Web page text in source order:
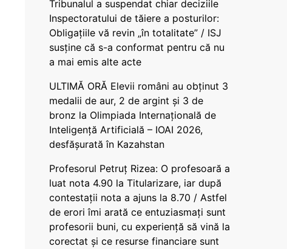
Tribunalul a suspendat chiar deciziile
Inspectoratului de tăiere a posturilor:
Obligațiile vă revin „în totalitate” / ISJ
susține că s-a conformat pentru că nu
a mai emis alte acte
ULTIMĂ ORĂ Elevii români au obținut 3
medalii de aur, 2 de argint și 3 de
bronz la Olimpiada Internațională de
Inteligență Artificială – IOAI 2026,
desfășurată în Kazahstan
Profesorul Petruț Rizea: O profesoară a
luat nota 4.90 la Titularizare, iar după
contestații nota a ajuns la 8.70 / Astfel
de erori îmi arată ce entuziasmați sunt
profesorii buni, cu experiență să vină la
corectat și ce resurse financiare sunt